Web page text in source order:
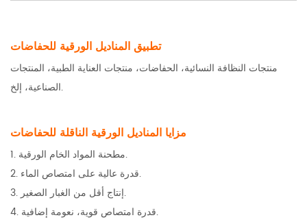
تطبيق المناديل الورقية للحفاضات
منتجات النظافة النسائية، الحفاضات، منتجات العناية الطبية، المنتجات
الصناعية، إلخ.
مزايا المناديل الورقية الناقلة للحفاضات
1. مطحنة المواد الخام الورقية.
2. قدرة عالية على امتصاص الماء.
3. إنتاج أقل من الغبار الصغير.
4. قدرة امتصاص قوية، نعومة إضافية.